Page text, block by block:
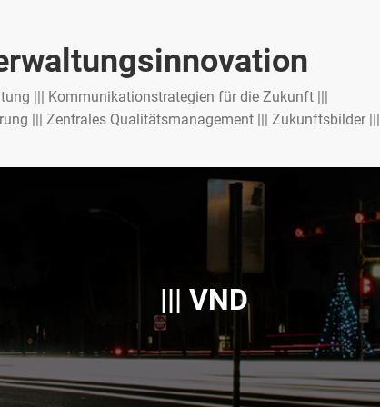
||| Kommunikationstrategien für die Zukunft |||
||| Zentrales Qualitätsmanagement ||| Zukunftsbilder |||
||| VND